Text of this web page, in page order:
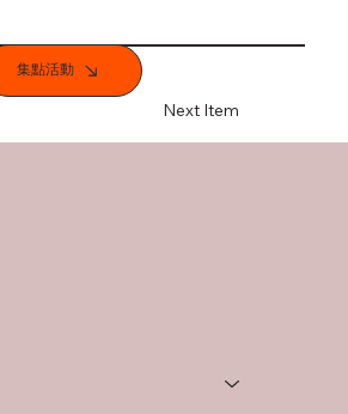
集點活動
Next Item